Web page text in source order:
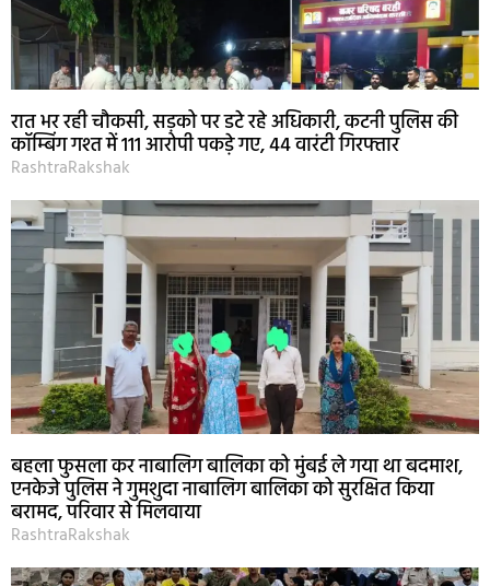
रात भर रही चौकसी, सड़को पर डटे रहे अधिकारी, कटनी पुलिस की
कॉम्बिंग गश्त में 111 आरोपी पकड़े गए, 44 वारंटी गिरफ्तार
RashtraRakshak
बहला फुसला कर नाबालिग बालिका को मुंबई ले गया था बदमाश,
एनकेजे पुलिस ने गुमशुदा नाबालिग बालिका को सुरक्षित किया
बरामद, परिवार से मिलवाया
RashtraRakshak